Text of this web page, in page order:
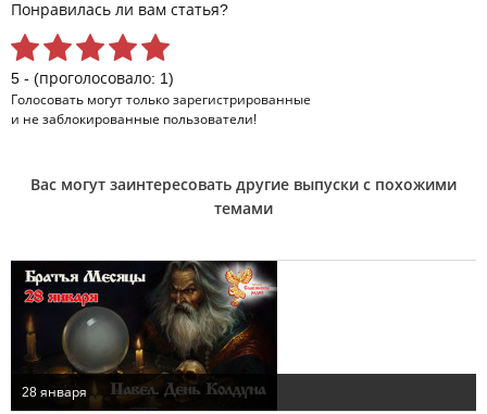
Понравилась ли вам статья?
5 - (проголосовало: 1)
Голосовать могут только зарегистрированные
и не заблокированные пользователи!
Вас могут заинтересовать другие выпуски с похожими
темами